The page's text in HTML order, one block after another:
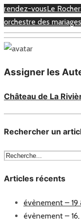
rendez-vousLe
orchestre des
Assigner les
Château de La
Rechercher un
Articles récents
évènement –
évènement –